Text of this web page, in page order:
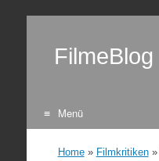
FilmeBlog
Menü
Home» Filmkritiken»